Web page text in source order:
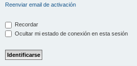
Reenviar email de activación
Recordar
Ocultar mi estado de conexión en esta sesión